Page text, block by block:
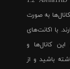
کانال‌ها به صورت
با اکانت‌های
کانال‌ها و
باشید و از